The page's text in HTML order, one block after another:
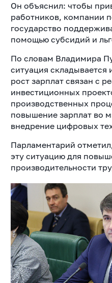
Он объяснил: чтобы
работников, компании
государство
помощью субсидий и
По словам Владимира
ситуация складывается
рост зарплат связан с
инвестиционных
производственных
повышение зарплат во
внедрение цифровых
Парламентарий
эту ситуацию для
производительности